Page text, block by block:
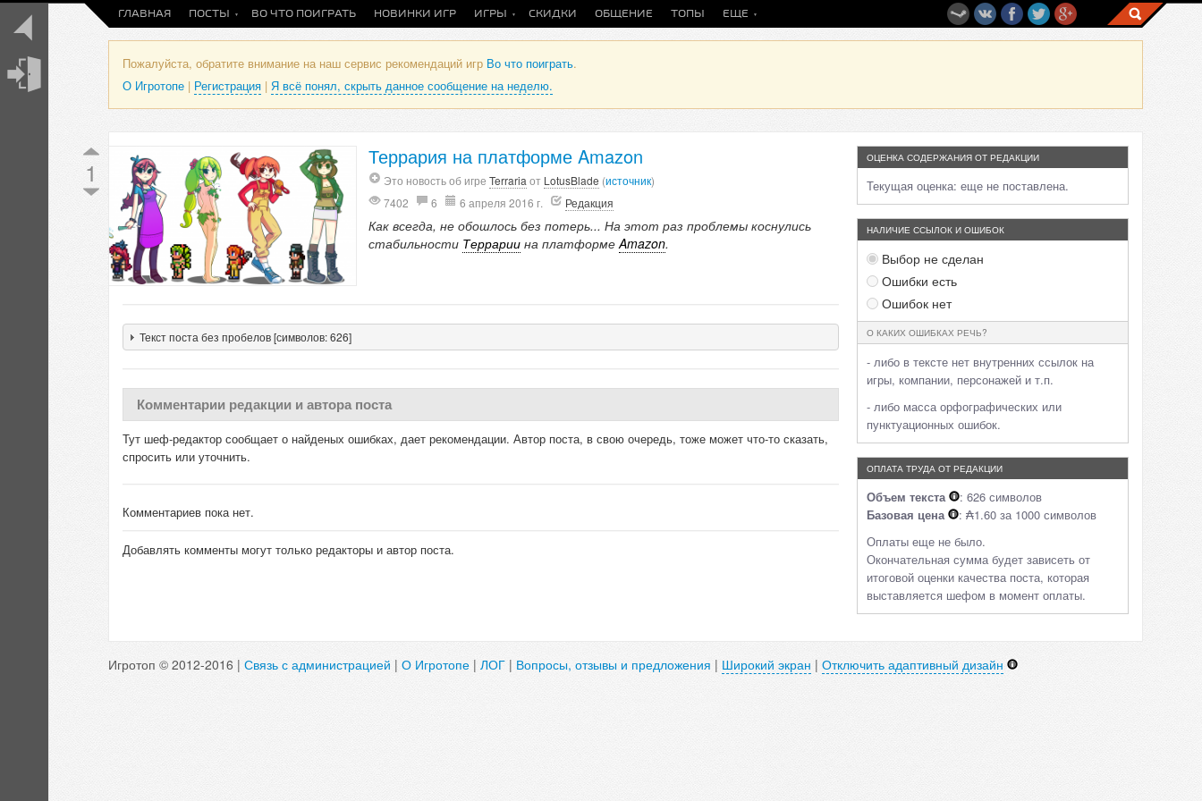
ГЛАВНАЯ ПОСТЫ ВО ЧТО ПОИГРАТЬ НОВИНКИ ИГР ИГРЫ СКИДКИ ОБЩЕНИЕ ТОПЫ ЕЩЕ
Пожалуйста, обратите внимание на наш сервис рекомендаций игр Во что поиграть.
О Игротопе | Регистрация | Я всё понял, скрыть данное сообщение на неделю.
1 Террария на платформе Amazon
Это новость об игре Terraria от LotusBlade (источник)
7402
6 6 апреля 2016 г. Редакция
Как всегда, не обошлось без потерь... На этот раз проблемы коснулись
стабильности Террариина платформеAmazon.
Текст поста без пробелов [символов: 626]
Комментарии редакции и автора поста
Тут шеф-редактор сообщает о найденых ошибках, дает рекомендации. Автор поста, в свою очередь, тоже может что-то сказать,
спросить или уточнить.
Комментариев пока нет.
Добавлять комменты могут только редакторы и автор поста.
ОЦЕНКА СОДЕРЖАНИЯ ОТ РЕДАКЦИИ
Текущая оценка: еще не поставлена.
НАЛИЧИЕ ССЫЛОК И ОШИБОК
Выбор не сделан
Ошибки есть
Ошибок нет
О КАКИХ ОШИБКАХ РЕЧЬ?
- либо в тексте нет внутренних ссылок на
игры, компании, персонажей и т.п.
- либо масса орфографических или
пунктуационных ошибок.
ОПЛАТА ТРУДА ОТ РЕДАКЦИИ
Объем текста
: 626 символов
Базовая цена
: ₳1.60 за 1000 символов
Оплаты еще не было.
Окончательная сумма будет зависеть от
итоговой оценки качества поста, которая
выставляется шефом в момент оплаты.
Игротоп © 2012-2016 | Связь с администрацией | О Игротопе | ЛОГ | Вопросы, отзывы и предложения | Широкий экран | Отключить адаптивный дизайн